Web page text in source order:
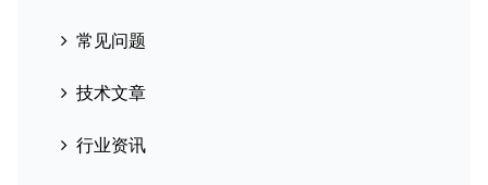
常见问题
技术文章
行业资讯